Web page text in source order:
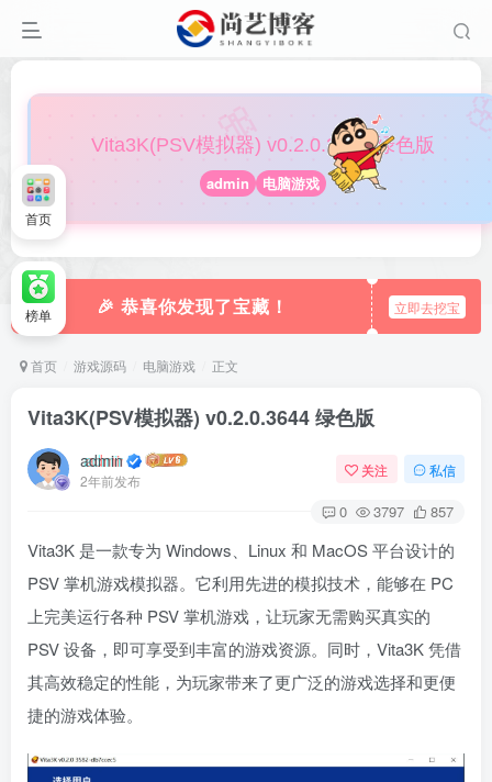
🎀
Vita3K(PSV模拟器) v0.2.0.3644 绿色版
admin 电脑游戏
🎉 恭喜你发现了宝藏！ 立即去挖宝
首页 游戏源码 电脑游戏 正文
Vita3K(PSV模拟器) v0.2.0.3644 绿色版
admin
2年前发布
关注 私信
0 3797 857
Vita3K 是一款专为 Windows、Linux 和 MacOS 平台设计的
PSV 掌机游戏模拟器。它利用先进的模拟技术，能够在 PC
上完美运行各种 PSV 掌机游戏，让玩家无需购买真实的
PSV 设备，即可享受到丰富的游戏资源。同时，Vita3K 凭借
其高效稳定的性能，为玩家带来了更广泛的游戏选择和更便
捷的游戏体验。
首页
榜单